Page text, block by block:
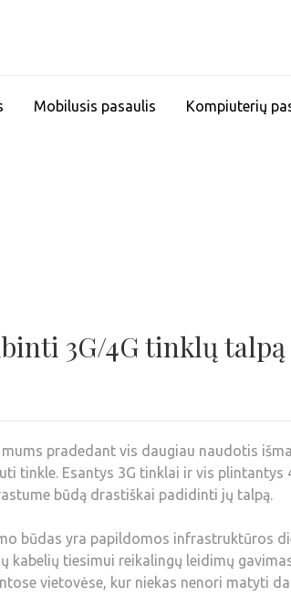
Mobilusis pasaulis Kompiuterių
3G/4G tinklų talpą
pradedant vis daugiau naudotis
tinkle. Esantys 3G tinklai ir vis plintantys
būdą drastiškai padidinti jų talpą.
būdas yra papildomos infrastruktūros
kabelių tiesimui reikalingų leidimų
vietovėse, kur niekas nenori matyti